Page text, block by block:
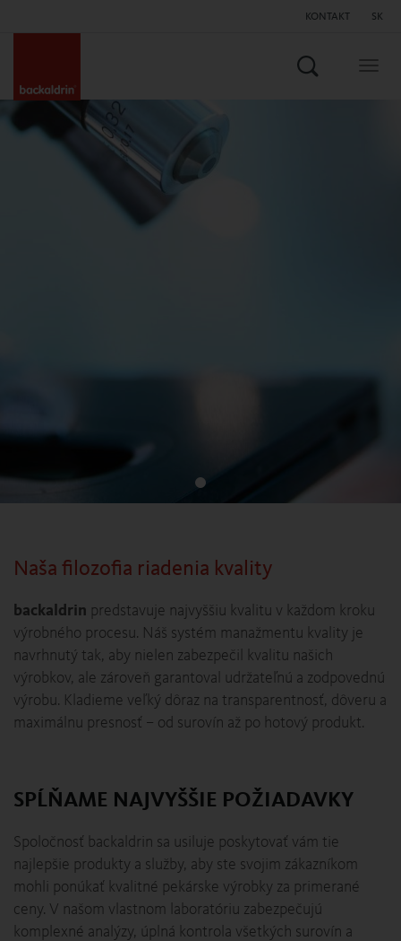
KONTAKT SK
Hľadať
Naša filozofia riadenia kvality
backaldrin predstavuje najvyššiu kvalitu v každom kroku
výrobného procesu. Náš systém manažmentu kvality je
navrhnutý tak, aby nielen zabezpečil kvalitu našich
výrobkov, ale zároveň garantoval udržateľnú a zodpovednú
výrobu. Kladieme veľký dôraz na transparentnosť, dôveru a
maximálnu presnosť – od surovín až po hotový produkt.
SPĹŇAME NAJVYŠŠIE POŽIADAVKY
Spoločnosť backaldrin sa usiluje poskytovať vám tie
najlepšie produkty a služby, aby ste svojim zákazníkom
mohli ponúkať kvalitné pekárske výrobky za primerané
ceny. V našom vlastnom laboratóriu zabezpečujú
komplexné analýzy, úplná kontrola všetkých surovín a